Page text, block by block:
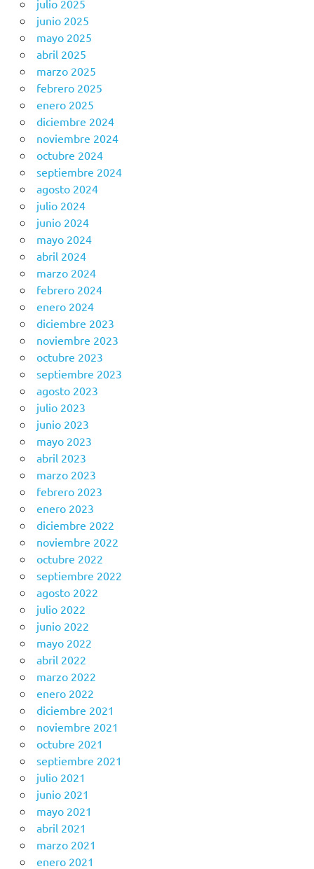
julio 2025
junio 2025
mayo 2025
abril 2025
marzo 2025
febrero 2025
enero 2025
diciembre 2024
noviembre 2024
octubre 2024
septiembre 2024
agosto 2024
julio 2024
junio 2024
mayo 2024
abril 2024
marzo 2024
febrero 2024
enero 2024
diciembre 2023
noviembre 2023
octubre 2023
septiembre 2023
agosto 2023
julio 2023
junio 2023
mayo 2023
abril 2023
marzo 2023
febrero 2023
enero 2023
diciembre 2022
noviembre 2022
octubre 2022
septiembre 2022
agosto 2022
julio 2022
junio 2022
mayo 2022
abril 2022
marzo 2022
enero 2022
diciembre 2021
noviembre 2021
octubre 2021
septiembre 2021
julio 2021
junio 2021
mayo 2021
abril 2021
marzo 2021
enero 2021